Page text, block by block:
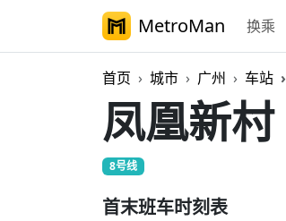
MetroMan 换乘
首页 城市 广州 车站
凤凰新村
8号线
首末班车时刻表